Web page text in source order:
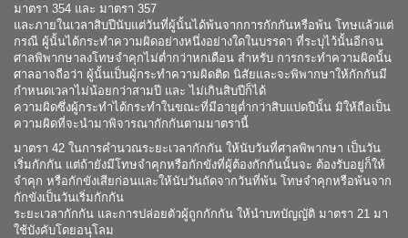
มาตรา 354 และ มาตรา 357
และภายในเวลาสิบปีนับแต่วันที่ผู้นั้นได้พ้นจากการกักกันหรือพ้น โทษแล้วแต่
กรณี ผู้นั้นได้กระทำความผิดอย่างหนึ่งอย่างใดในบรรดา ที่ระบุไว้นั้นอีกจน
ศาลพิพากษาลงโทษจำคุกไม่ต่ำกว่าหกเดือน สำหรับ การกระทำความผิดนั้น
ศาลอาจถือว่า ผู้นั้นเป็นผู้กระทำความผิดติด นิสัยและจะพิพากษาให้กักกันมี
กำหนดเวลาไม่น้อยกว่าสามปี และ ไม่เกินสิบปีก็ได้
ความผิดซึ่งผู้กระทำได้กระทำในขณะที่มีอายุต่ำกว่าสิบแปดปีนั้น มิให้ถือเป็น
ความผิดที่จะนำมาพิจารณากักกันตามมาตรานี้
มาตรา 42 ในการคำนวณระยะเวลากักกัน ให้นับวันที่ศาลพิพากษา เป็นวัน
เริ่มกักกัน แต่ถ้ายังมีโทษจำคุกหรือกักขังที่ผู้ต้องกักกันนั้นจะ ต้องรับอยู่ก็ให้
จำคุก หรือกักขังเสียก่อนและให้นับวันถัดจากวันที่พ้น โทษจำคุกหรือพ้นจาก
กักขังเป็นวันเริ่มกักกัน
ระยะเวลากักกัน และการปล่อยตัวผู้ถูกกักกัน ให้นำบทบัญญัติ มาตรา 21 มา
ใช้บังคับโดยอนุโลม